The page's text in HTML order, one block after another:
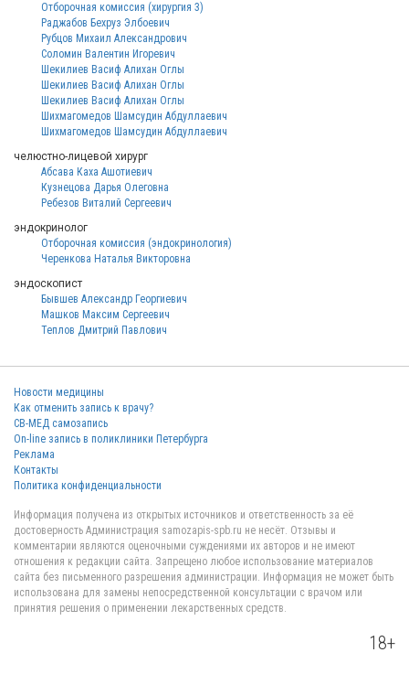
Отборочная комиссия (хирургия 3)
Раджабов Бехруз Элбоевич
Рубцов Михаил Александрович
Соломин Валентин Игоревич
Шекилиев Васиф Алихан Оглы
Шекилиев Васиф Алихан Оглы
Шекилиев Васиф Алихан Оглы
Шихмагомедов Шамсудин Абдуллаевич
Шихмагомедов Шамсудин Абдуллаевич
челюстно-лицевой хирург
Абсава Каха Ашотиевич
Кузнецова Дарья Олеговна
Ребезов Виталий Сергеевич
эндокринолог
Отборочная комиссия (эндокринология)
Черенкова Наталья Викторовна
эндоскопист
Бывшев Александр Георгиевич
Машков Максим Сергеевич
Теплов Дмитрий Павлович
Новости медицины
Как отменить запись к врачу?
СВ-МЕД самозапись
On-line запись в поликлиники Петербурга
Реклама
Контакты
Политика конфиденциальности
Информация получена из открытых источников и ответственность за её
достоверность Администрация samozapis-spb.ru не несёт. Отзывы и
комментарии являются оценочными суждениями их авторов и не имеют
отношения к редакции сайта. Запрещено любое использование материалов
сайта без письменного разрешения администрации. Информация не может быть
использована для замены непосредственной консультации с врачом или
принятия решения о применении лекарственных средств.
18+